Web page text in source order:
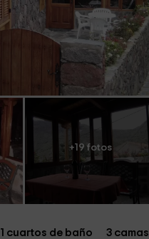
+19 fotos
1 cuartos de baño 3 camas